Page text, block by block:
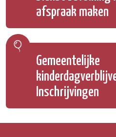
afspraak maken
Gemeentelijke
Inschrijvingen